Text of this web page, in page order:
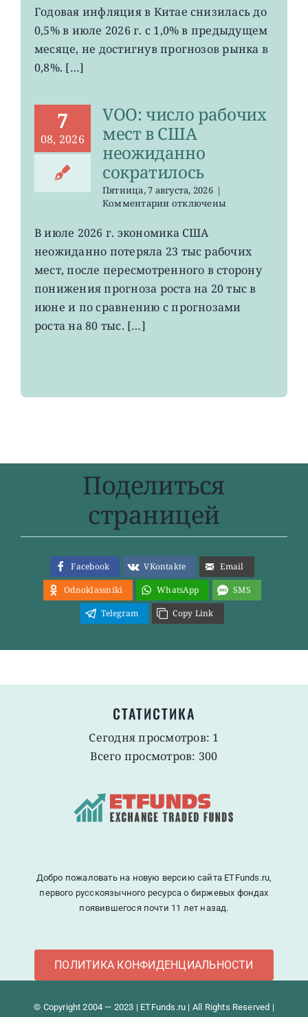
MCHI,
KWEB:
инфляция
в
Китае
с
января
Годовая инфляция в Китае снизилась до
0,5% в июле 2026 г. с 1,0% в предыдущем
месяце, не достигнув прогнозов рынка в
0,8%. […]
7
08, 2026
VOO: число рабочих
мест в США
неожиданно
сократилось
Пятница, 7 августа, 2026 |
Комментариик
VOO:
рабочих
мест
США
неожиданно
отключены
В июле 2026 г. экономика США
неожиданно потеряла 23 тыс рабочих
мест, после пересмотренного в сторону
понижения прогноза роста на 20 тыс в
июне и по сравнению с прогнозами
роста на 80 тыс. […]
Поделиться
страницей
Facebook VKontakte
Email
Odnoklassniki
WhatsApp
SMS
Telegram
Copy Link
СТАТИСТИКА
Сегодня просмотров: 1
Всего просмотров: 300
Добро пожаловать на новую версию сайта ETFunds.ru,
первого русскоязычного ресурса о биржевых фондах
появившегося почти 11 лет назад.
ПОЛИТИКА КОНФИДЕНЦИАЛЬНОСТИ
© Copyright 2004 — 2023 | ETFunds.ru | All Rights Reserved |